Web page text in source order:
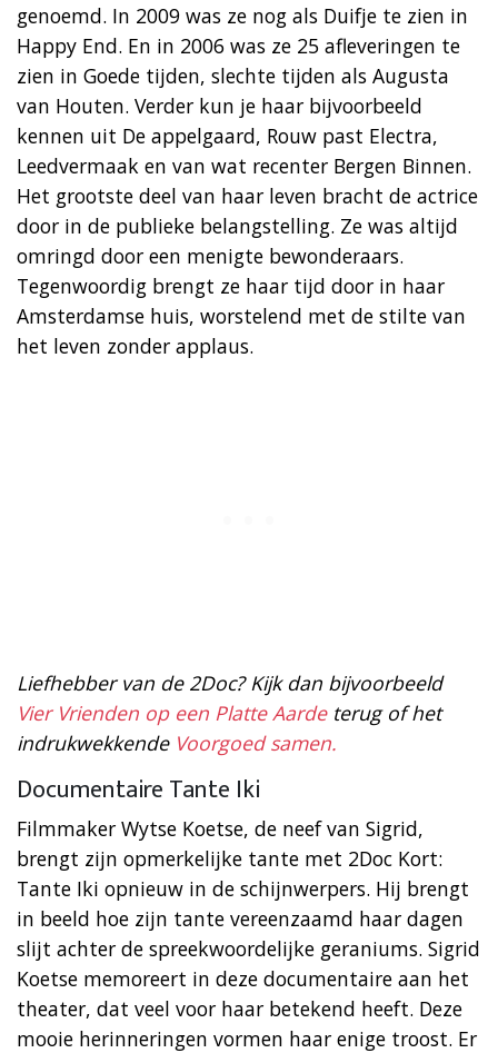
genoemd. In 2009 was ze nog als Duifje te zien in
Happy End. En in 2006 was ze 25 afleveringen te
zien in Goede tijden, slechte tijden als Augusta
van Houten. Verder kun je haar bijvoorbeeld
kennen uit De appelgaard, Rouw past Electra,
Leedvermaak en van wat recenter Bergen Binnen.
Het grootste deel van haar leven bracht de actrice
door in de publieke belangstelling. Ze was altijd
omringd door een menigte bewonderaars.
Tegenwoordig brengt ze haar tijd door in haar
Amsterdamse huis, worstelend met de stilte van
het leven zonder applaus.
Liefhebber van de 2Doc? Kijk dan bijvoorbeeld
Vier Vrienden op een Platte Aardeterug of het
indrukwekkende Voorgoed samen.
Documentaire Tante Iki
Filmmaker Wytse Koetse, de neef van Sigrid,
brengt zijn opmerkelijke tante met 2Doc Kort:
Tante Iki opnieuw in de schijnwerpers. Hij brengt
in beeld hoe zijn tante vereenzaamd haar dagen
slijt achter de spreekwoordelijke geraniums. Sigrid
Koetse memoreert in deze documentaire aan het
theater, dat veel voor haar betekend heeft. Deze
mooie herinneringen vormen haar enige troost. Er